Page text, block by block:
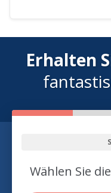
Erhalten
Wählen Sie